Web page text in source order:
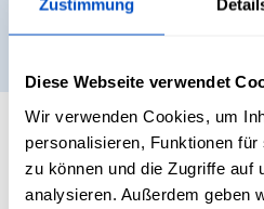
Zustimmung
Diese Webseite verwendet
Wir verwenden Cookies, um
personalisieren, Funktionen
zu können und die Zugriffe auf
analysieren. Außerdem geben
Gestalte deine eigenen